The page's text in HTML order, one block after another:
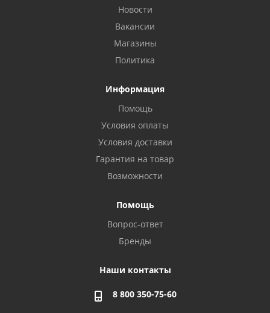
Новости
Вакансии
Магазины
Политика
Информация
Помощь
Условия оплаты
Условия доставки
Гарантия на товар
Возможности
Помощь
Вопрос-ответ
Бренды
Наши контакты
8 800 350-75-60